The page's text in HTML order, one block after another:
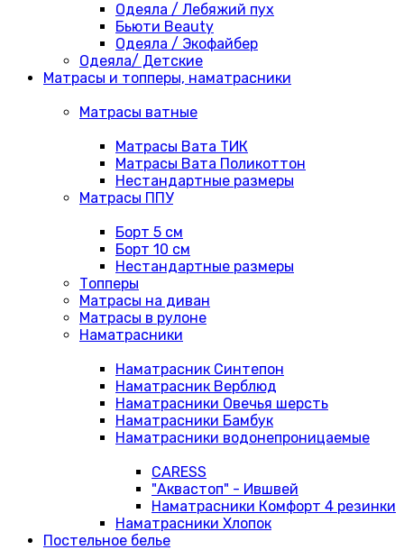
Одеяла / Лебяжий пух
Бьюти Beauty
Одеяла / Экофайбер
Одеяла/ Детские
Матрасы и топперы, наматрасники
Матрасы ватные
Матрасы Вата ТИК
Матрасы Вата Поликоттон
Нестандартные размеры
Матрасы ППУ
Борт 5 см
Борт 10 см
Нестандартные размеры
Топперы
Матрасы на диван
Матрасы в рулоне
Наматрасники
Наматрасник Синтепон
Наматрасник Верблюд
Наматрасники Овечья шерсть
Наматрасники Бамбук
Наматрасники водонепроницаемые
CARESS
"Аквастоп" - Ившвей
Наматрасники Комфорт 4 резинки
Наматрасники Хлопок
Постельное белье